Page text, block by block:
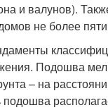
и валунов).
не более
Подошва
– на
подошва